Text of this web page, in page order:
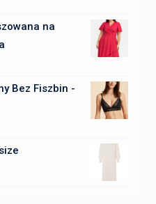
na
Bez Fiszbin -